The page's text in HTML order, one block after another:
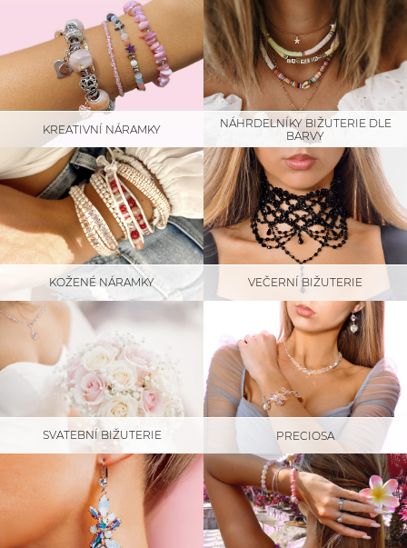
KREATIVNÍ NÁRAMKY
NÁHRDELNÍKY BIŽUTERIE DLE
BARVY
KOŽENÉ NÁRAMKY VEČERNÍ BIŽUTERIE
SVATEBNÍ BIŽUTERIE PRECIOSA